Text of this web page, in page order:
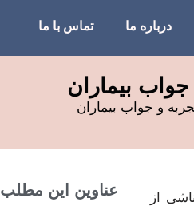
درباره ما تماس با ما
بیماران
و جواب بیماران
از
عناوین این مطلب